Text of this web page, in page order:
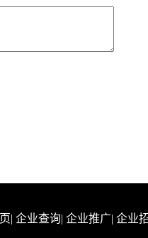
| 企业查询| 企业推广| 企业